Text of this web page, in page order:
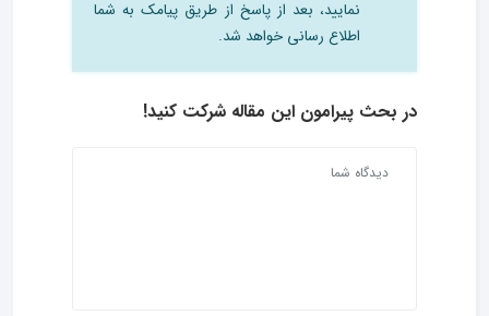
نمایید، بعد از پاسخ از طریق پیامک به شما
اطلاع رسانی خواهد شد.
در بحث‌ پیرامون این مقاله شرکت کنید!